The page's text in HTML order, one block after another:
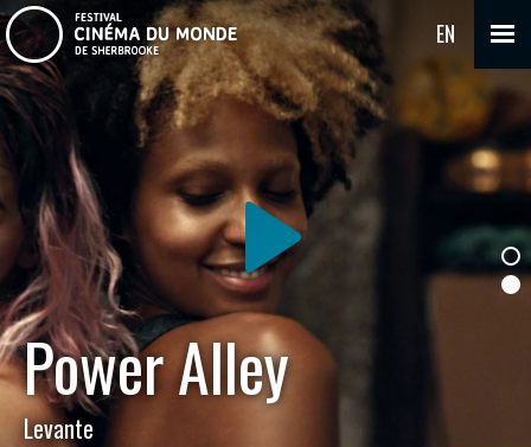
EN
Power Alley
Levante